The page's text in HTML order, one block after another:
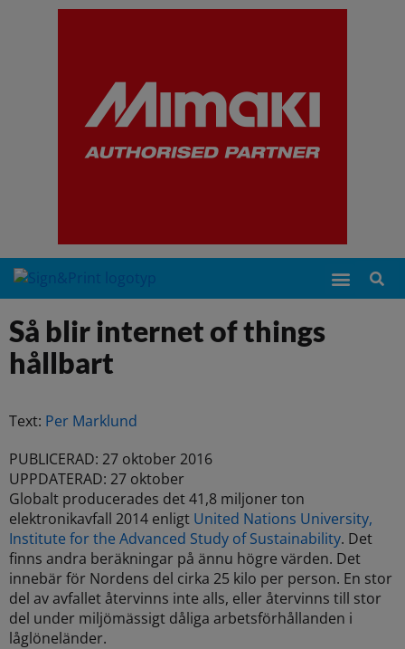
Så blir internet of things
hållbart
Text: Per Marklund
PUBLICERAD: 27 oktober 2016
UPPDATERAD: 27 oktober
Globalt producerades det 41,8 miljoner ton
elektronikavfall 2014 enligt United Nations University,
Institute for the Advanced Study of Sustainability. Det
finns andra beräkningar på ännu högre värden. Det
innebär för Nordens del cirka 25 kilo per person. En stor
del av avfallet återvinns inte alls, eller återvinns till stor
del under miljömässigt dåliga arbetsförhållanden i
låglöneländer.